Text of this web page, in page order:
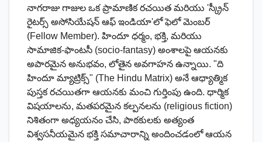
నాగరాజు గాజుల ఒక ప్రామాణిక రచయిత మరియు 'స్క్రీన్
రైటర్స్ అసోసియేషన్ ఆఫ్ ఇండియా'లో ఫెలో మెంబర్
(Fellow Member). హిందూ ధర్మం, భక్తి, మరియు
సామాజిక-ఫాంటసీ (socio-fantasy) అంశాలపై ఆయనకు
అపారమైన అనుభవం, లోతైన అవగాహన ఉన్నాయి. "ది
హిందూ మ్యాట్రిక్స్" (The Hindu Matrix) అనే ఆధ్యాత్మిక
పుస్తక రచయితగా ఆయనకు మంచి గుర్తింపు ఉంది. ధార్మిక
విషయాలను, మతపరమైన కల్పనలను (religious fiction)
నిశితంగా అధ్యయనం చేసి, పాఠకులకు అత్యంత
విశ్వసనీయమైన భక్తి సమాచారాన్ని అందించడంలో ఆయన